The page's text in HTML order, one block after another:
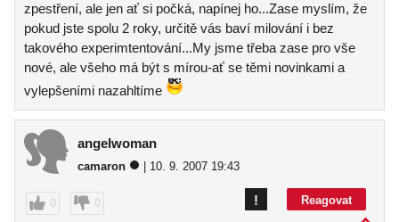
zpestření, ale jen ať si počká, napínej ho...Zase myslím, že
pokud jste spolu 2 roky, určitě vás baví milování i bez
takového experimtentování...My jsme třeba zase pro vše
nové, ale všeho má být s mírou-ať se těmi novinkami a
vylepšeními nazahltíme
angelwoman
camaron | 10. 9. 2007 19:43
0 0 Reagovat
!